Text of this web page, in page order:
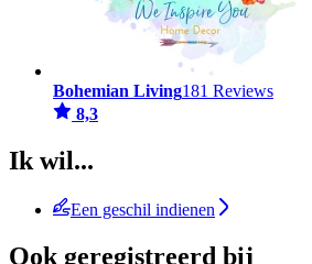
Bohemian Living181 Reviews
8,3
Ik wil...
Een geschil indienen
Ook geregistreerd bij